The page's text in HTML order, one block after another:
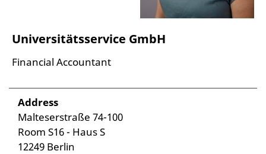
Universitätsservice GmbH
Financial Accountant
Address
Malteserstraße 74-100
Room S16 - Haus S
12249 Berlin